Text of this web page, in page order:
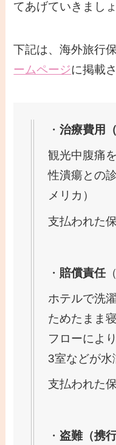
てあげていきましょ
下記は、海外旅行
ームページに掲載
・ 治療費用
観光中腹痛
性潰瘍との
メリカ）
支払われた
・ 賠償責任（
ホテルで洗
ためたまま
フローによ
3室などが水
支払われた
・ 盗難（携